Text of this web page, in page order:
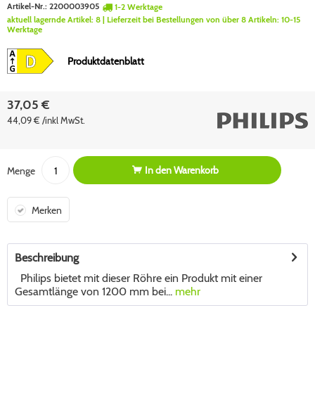
Artikel-Nr.: 2200003905
1-2 Werktage
aktuell lagernde Artikel: 8 | Lieferzeit bei Bestellungen von über 8 Artikeln: 10-15
Werktage
Produktdatenblatt
37,05 €
44,09 € /inkl MwSt.
Menge In denWarenkorb
Merken
Beschreibung
Philips bietet mit dieser Röhre ein Produkt mit einer
Gesamtlänge von 1200 mm bei... mehr